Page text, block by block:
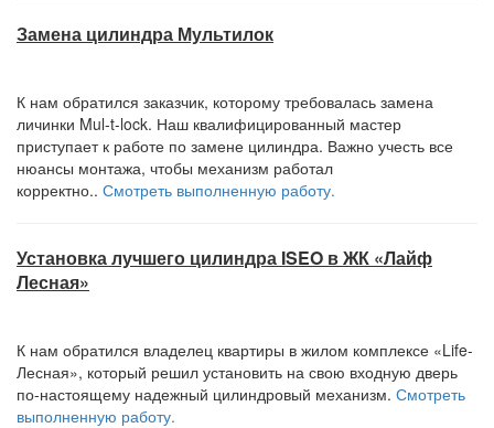
Замена цилиндра Мультилок
К нам обратился заказчик, которому требовалась замена
личинки Mul-t-lock. Наш квалифицированный мастер
приступает к работе по замене цилиндра. Важно учесть все
нюансы монтажа, чтобы механизм работал
корректно.. Смотреть выполненную работу.
Установка лучшего цилиндра ISEO в ЖК «Лайф
Лесная»
К нам обратился владелец квартиры в жилом комплексе «Life-
Лесная», который решил установить на свою входную дверь
по-настоящему надежный цилиндровый механизм. Смотреть
выполненную работу.